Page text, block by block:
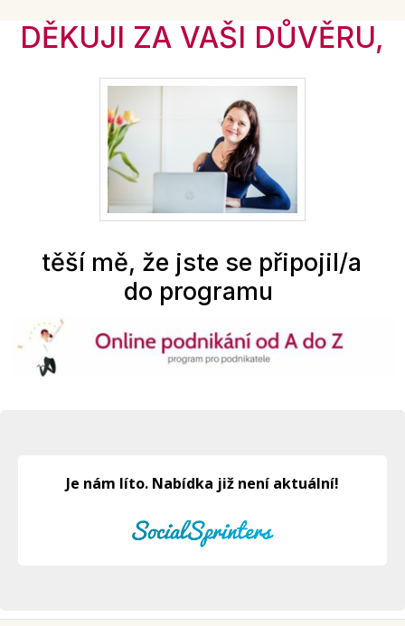
DĚKUJI ZA VAŠI DŮVĚRU,
těší mě, že jste se připojil/a
do programu